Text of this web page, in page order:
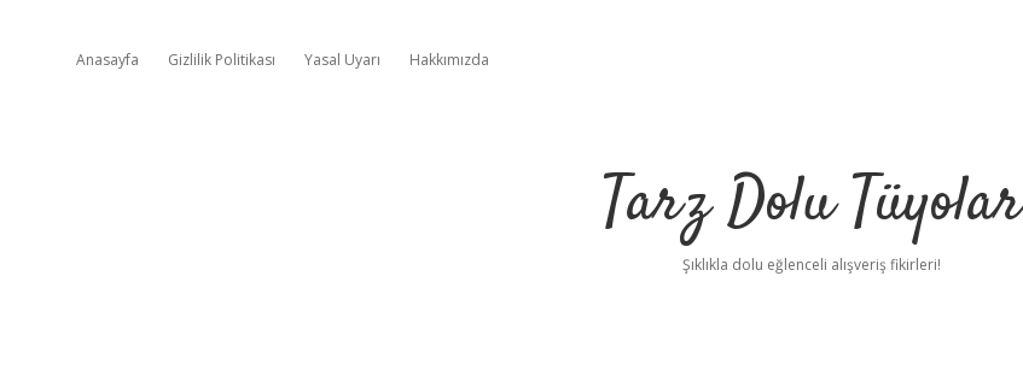
Anasayfa Gizlilik Politikası Yasal Uyarı Hakkımızda
Tarz Dolu Tüyolar
Şıklıkla dolu eğlenceli alışveriş fikirleri!